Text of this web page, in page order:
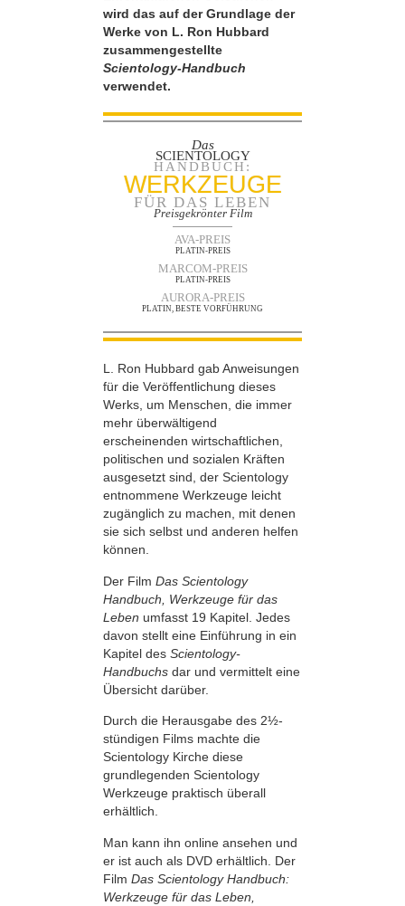
wird das auf der Grundlage der
Werke von L. Ron Hubbard
zusammengestellte
Scientology-Handbuch
verwendet.
Das
SCIENTOLOGY
HANDBUCH:
WERKZEUGE
FÜR DAS LEBEN
Preisgekrönter Film
AVA-PREIS
PLATIN-PREIS
MARCOM-PREIS
PLATIN-PREIS
AURORA-PREIS
PLATIN, BESTE VORFÜHRUNG
L. Ron Hubbard gab Anweisungen
für die Veröffentlichung dieses
Werks, um Menschen, die immer
mehr überwältigend
erscheinenden wirtschaftlichen,
politischen und sozialen Kräften
ausgesetzt sind, der Scientology
entnommene Werkzeuge leicht
zugänglich zu machen, mit denen
sie sich selbst und anderen helfen
können.
Der Film Das Scientology
Handbuch, Werkzeuge für das
Leben umfasst 19 Kapitel. Jedes
davon stellt eine Einführung in ein
Kapitel des Scientology-
Handbuchs dar und vermittelt eine
Übersicht darüber.
Durch die Herausgabe des 2½-
stündigen Films machte die
Scientology Kirche diese
grundlegenden Scientology
Werkzeuge praktisch überall
erhältlich.
Man kann ihn online ansehen und
er ist auch als DVD erhältlich. Der
Film Das Scientology Handbuch:
Werkzeuge für das Leben,